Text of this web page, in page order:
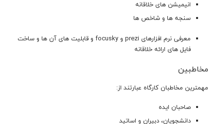
انیمیشن های خلاقانه
سنجه ها و شاخص ها
معرفی نرم افزارهای prezi و focusky و قابلیت های آن ها و ساخت
فایل های ارائه خلاقانه
مخاطبین
مهمترين مخاطبان كارگاه عبارتند از:
صاحبان ایده
دانشجویان، دبیران و اساتید